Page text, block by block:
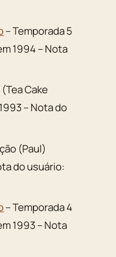
– Temporada 5
1994 – Nota
Cake
– Nota do
(Paul)
do usuário:
– Temporada 4
1993 – Nota